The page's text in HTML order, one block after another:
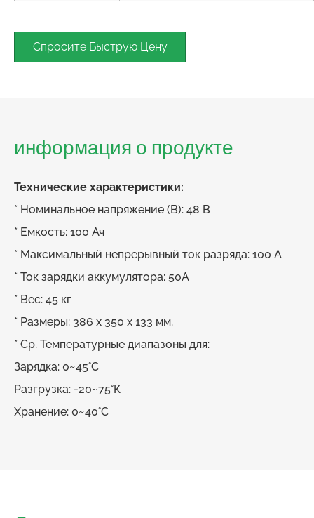
Спросите Быструю Цену
информация о продукте
Технические характеристики:
* Номинальное напряжение (В): 48 В
* Емкость: 100 Ач
* Максимальный непрерывный ток разряда: 100 А
* Ток зарядки аккумулятора: 50А
* Вес: 45 кг
* Размеры: 386 х 350 х 133 мм.
* Ср. Температурные диапазоны для:
Зарядка: 0~45°C
Разгрузка: -20~75°К
Хранение: 0~40°C